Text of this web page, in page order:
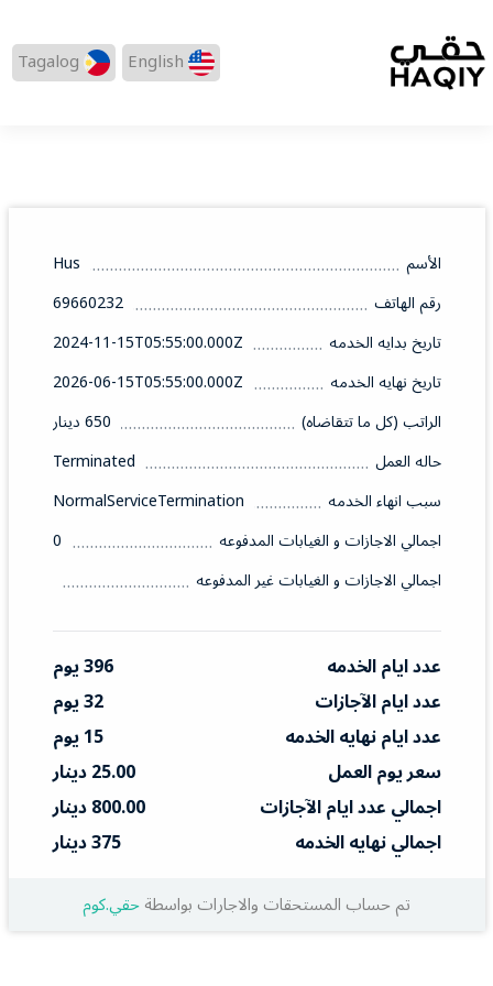
English
Tagalog
الأسم
Hus
رقم الهاتف
69660232
تاريخ بدايه الخدمه
2024-11-15T05:55:00.000Z
تاريخ نهايه الخدمه
2026-06-15T05:55:00.000Z
الراتب (كل ما تتقاضاه)
650 دينار
حاله العمل
Terminated
سبب انهاء الخدمه
NormalServiceTermination
اجمالي الاجازات و الغيابات المدفوعه
0
اجمالي الاجازات و الغيابات غير المدفوعه
عدد ايام الخدمه
396 يوم
عدد ايام الآجازات
32 يوم
عدد ايام نهايه الخدمه
15 يوم
سعر يوم العمل
25.00 دينار
اجمالي عدد ايام الآجازات
800.00 دينار
اجمالي نهايه الخدمه
375 دينار
تم حساب المستحقات والاجارات بواسطةحقي.كوم